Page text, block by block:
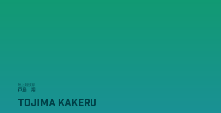
陸上競技部
戸島 翔
TOJIMA KAKERU